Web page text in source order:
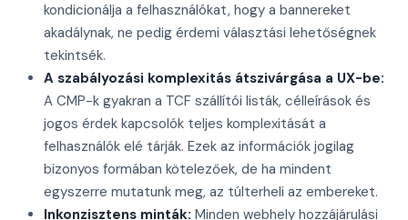
kondicionálja a felhasználókat, hogy a bannereket
akadálynak, ne pedig érdemi választási lehetőségnek
tekintsék.
A szabályozási komplexitás átszivárgása a UX-be:
A CMP-k gyakran a TCF szállítói listák, célleírások és
jogos érdek kapcsolók teljes komplexitását a
felhasználók elé tárják. Ezek az információk jogilag
bizonyos formában kötelezőek, de ha mindent
egyszerre mutatunk meg, az túlterheli az embereket.
Inkonzisztens minták: Minden webhely hozzájárulási